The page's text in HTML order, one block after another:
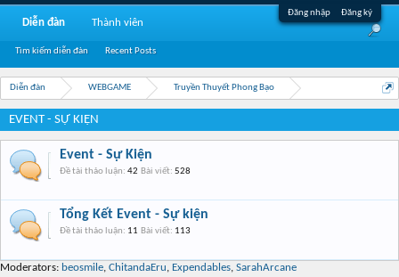
Đăng nhập Đăng ký
Diễn đàn WEBGAME Truyền Thuyết Phong Bạo
EVENT - SỰ KIỆN
Event - Sự Kiện
Đề tài thảo luận: 42 Bài viết: 528
Tổng Kết Event - Sự kiện
Đề tài thảo luận: 11 Bài viết: 113
Moderators: beosmile, ChitandaEru, Expendables, SarahArcane
Diễn đàn
Tìm kiếm diễn đàn Recent Posts
Thành viên